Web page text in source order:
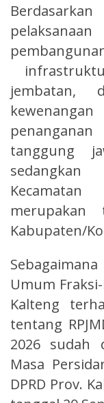
jembatan,
tanggung
merupakan
Kabupaten/
Umum
Kalteng
tentang
2026 sudah
Masa
DPRD Prov.